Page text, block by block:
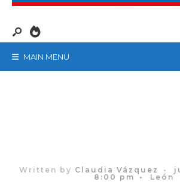
MAIN MENU
Written by Claudia Vázquez •
8:00 pm
• León